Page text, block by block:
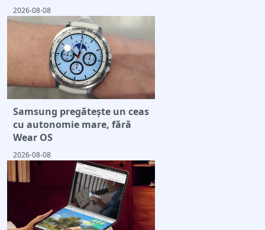
2026-08-08
Samsung pregătește un ceas
cu autonomie mare, fără
Wear OS
2026-08-08